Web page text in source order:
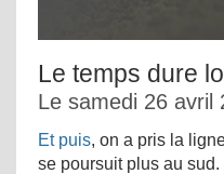
Le temps dure
Le samedi 26 avril
Et puis, on a pris la
se poursuit plus au